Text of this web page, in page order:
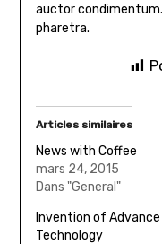
auctor
pharetra.
Articles similaires
News with Coffee
mars 24, 2015
Dans "General"
Invention of Advance
Technology